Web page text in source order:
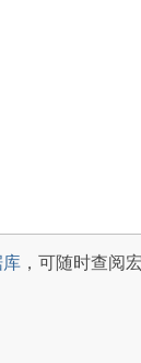
，可随时查阅